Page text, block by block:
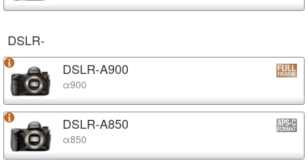
DSLR-
DSLR-A900
α900
DSLR-A850
α850